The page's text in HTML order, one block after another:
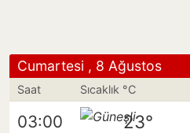
Cumartesi , 8 Ağustos
Saat Sıcaklık °C
03:00 23°